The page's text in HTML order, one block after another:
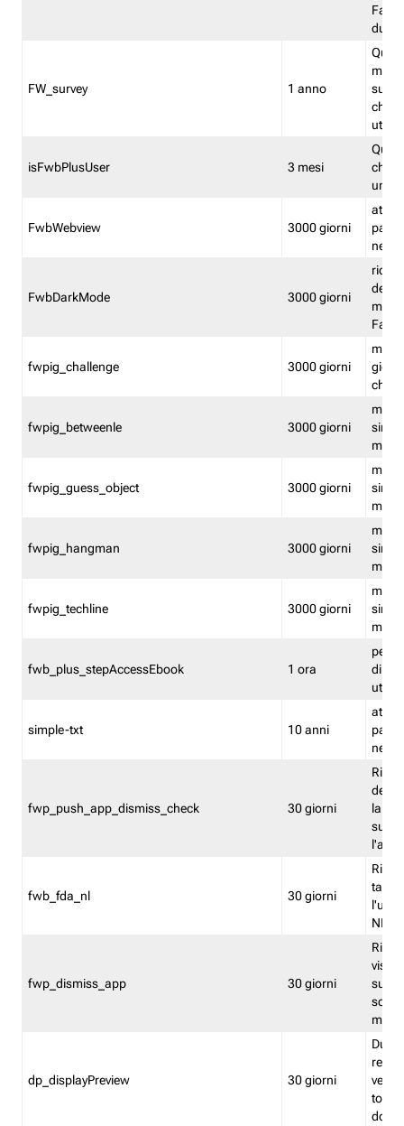
FW_survey 1 anno
utenti
isFwbPlusUser 3 mesi
che
una
FwbWebview 3000 giorni
attiva
FwbDarkMode 3000 giorni
fwpig_challenge 3000 giorni
fwpig_betweenle 3000 giorni
fwpig_guess_object 3000 giorni
fwpig_hangman 3000 giorni
fwpig_techline 3000 giorni
fwb_plus_stepAccessEbook 1 ora
di un
simple-txt 10 anni
attiva
fwp_push_app_dismiss_check 30 giorni
la
fwb_fda_nl 30 giorni
NL
fwp_dismiss_app 30 giorni
visto
dp_displayPreview 30 giorni
torna
dopo